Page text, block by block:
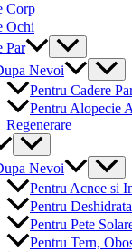
Corp
Ochi
Par
Menu
Toggle
Nevoi
Menu
Toggle
Pentru Cadere
Pentru Alopecie
Regenerare
Menu
Toggle
Nevoi
Menu
Toggle
Pentru Acnee si
Pentru
Pentru Pete
Pentru Tern,